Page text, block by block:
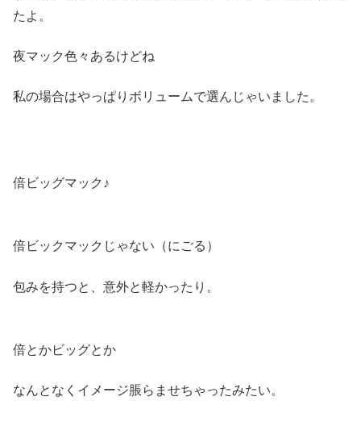
たよ。
夜マック色々あるけどね
私の場合はやっぱりボリュームで選んじゃいました。
倍ビッグマック♪
倍ビックマックじゃない（にごる）
包みを持つと、意外と軽かったり。
倍とかビッグとか
なんとなくイメージ脹らませちゃったみたい。